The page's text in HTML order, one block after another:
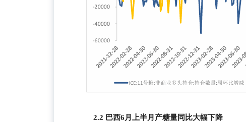
2.2 巴西6月上半月产糖量同比大幅下降